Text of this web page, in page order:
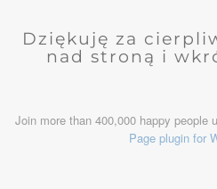
Dziękuję za
nad stroną i
Join more than 400,000 happy people
Page plugin for